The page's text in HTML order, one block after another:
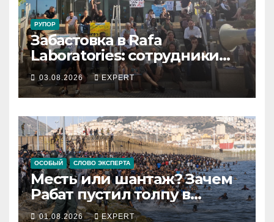
РУПОР
Забастовка в Rafa
Laboratories: сотрудники
остановили производство
и требуют долю от
биржевого успеха
03.08.2026 EXPERT
ОСОБЫЙ СЛОВО ЭКСПЕРТА
Месть или шантаж? Зачем
Рабат пустил толпу в
испанский анклав
01.08.2026 EXPERT